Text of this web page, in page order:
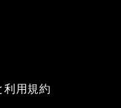
利用規約